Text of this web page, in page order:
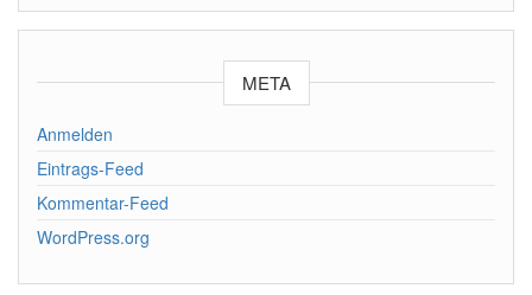
META
Anmelden
Eintrags-Feed
Kommentar-Feed
WordPress.org